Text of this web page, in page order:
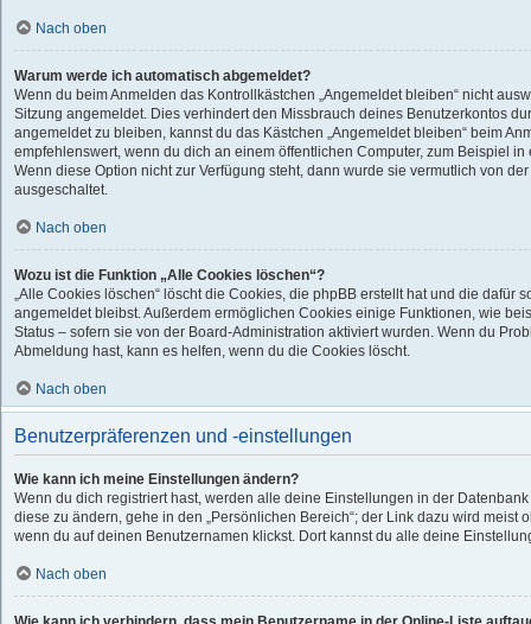
Nach oben
Warum werde ich automatisch abgemeldet?
Wenn du beim Anmelden das Kontrollkästchen „Angemeldet bleiben“ nicht
Sitzung angemeldet. Dies verhindert den Missbrauch deines Benutzerkontos
angemeldet zu bleiben, kannst du das Kästchen „Angemeldet bleiben“ beim
empfehlenswert, wenn du dich an einem öffentlichen Computer, zum Beispiel in
Wenn diese Option nicht zur Verfügung steht, dann wurde sie vermutlich von
ausgeschaltet.
Nach oben
Wozu ist die Funktion „Alle Cookies löschen“?
„Alle Cookies löschen“ löscht die Cookies, die phpBB erstellt hat und die dafür
angemeldet bleibst. Außerdem ermöglichen Cookies einige Funktionen, wie
Status – sofern sie von der Board-Administration aktiviert wurden. Wenn du
Abmeldung hast, kann es helfen, wenn du die Cookies löscht.
Nach oben
Benutzerpräferenzen und -einstellungen
Wie kann ich meine Einstellungen ändern?
Wenn du dich registriert hast, werden alle deine Einstellungen in der
diese zu ändern, gehe in den „Persönlichen Bereich“; der Link dazu wird meist
wenn du auf deinen Benutzernamen klickst. Dort kannst du alle deine
Nach oben